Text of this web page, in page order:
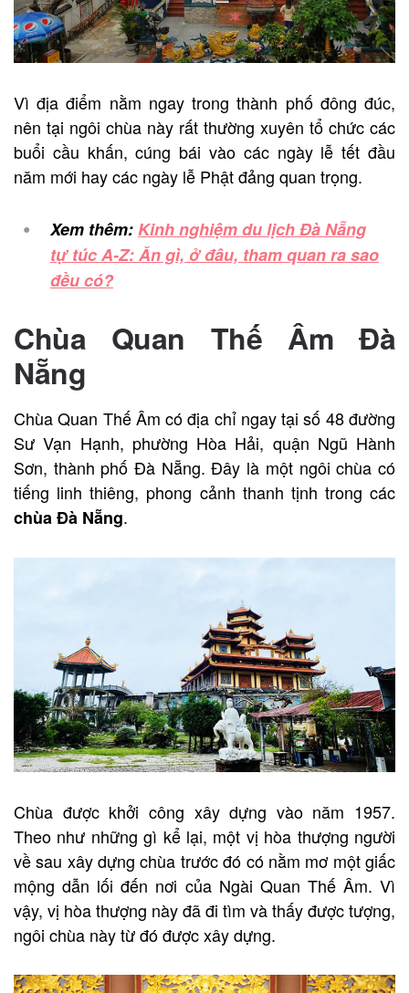
Vì địa điểm nằm ngay trong thành phố đông đúc,
nên tại ngôi chùa này rất thường xuyên tổ chức các
buổi cầu khấn, cúng bái vào các ngày lễ tết đầu
năm mới hay các ngày lễ Phật đảng quan trọng.
Xem thêm:Kinh nghiệm du lịch Đà Nẵng
tự túc A-Z: Ăn gì, ở đâu, tham quan ra sao
đều có?
Chùa Quan Thế Âm Đà
Nẵng
Chùa Quan Thế Âm có địa chỉ ngay tại số 48 đường
Sư Vạn Hạnh, phường Hòa Hải, quận Ngũ Hành
Sơn, thành phố Đà Nẵng. Đây là một ngôi chùa có
tiếng linh thiêng, phong cảnh thanh tịnh trong các
chùa Đà Nẵng.
Chùa được khởi công xây dựng vào năm 1957.
Theo như những gì kể lại, một vị hòa thượng người
về sau xây dựng chùa trước đó có nằm mơ một giấc
mộng dẫn lối đến nơi của Ngài Quan Thế Âm. Vì
vậy, vị hòa thượng này đã đi tìm và thấy được tượng,
ngôi chùa này từ đó được xây dựng.